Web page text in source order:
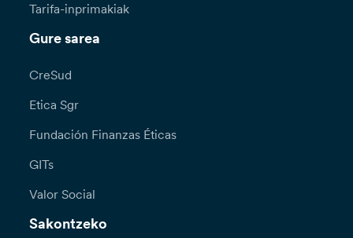
Tarifa-inprimakiak
Gure sarea
CreSud
Etica Sgr
Fundación Finanzas Éticas
GITs
Valor Social
Sakontzeko